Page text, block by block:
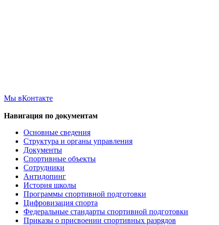
Мы вКонтакте
Навигация по документам
Основные сведения
Структура и органы управления
Документы
Спортивные объекты
Сотрудники
Антидопинг
История школы
Программы спортивной подготовки
Цифровизация спорта
Федеральные стандарты спортивной подготовки
Приказы о присвоении спортивных разрядов